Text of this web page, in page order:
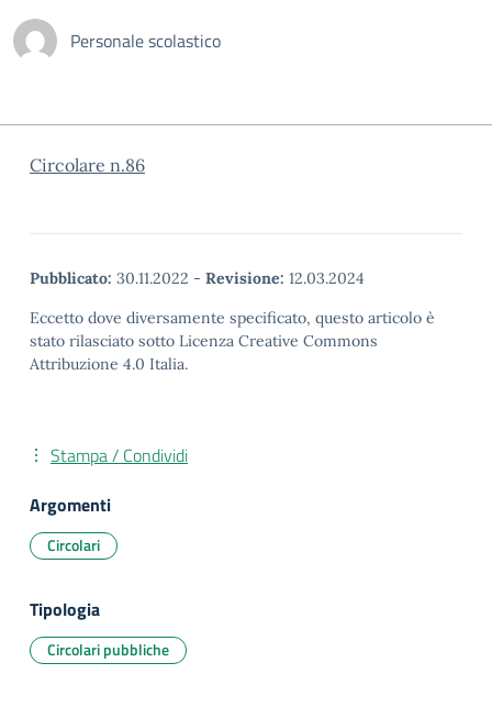
Personale scolastico
Circolare n.86
Pubblicato: 30.11.2022 - Revisione: 12.03.2024
Eccetto dove diversamente specificato, questo articolo è
stato rilasciato sotto Licenza Creative Commons
Attribuzione 4.0 Italia.
Stampa / Condividi
Argomenti
Circolari
Tipologia
Circolari pubbliche